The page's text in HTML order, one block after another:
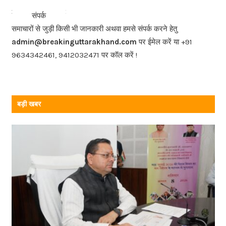
b
o
o
k
<<< संपर्क
समाचारों से जुड़ी किसी भी जानकारी अथवा हमसे संपर्क करने हेतु
admin@breakinguttarakhand.com पर ईमेल करें या +91
9634342461, 9412032471 पर कॉल करें !
बड़ी खबर